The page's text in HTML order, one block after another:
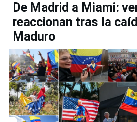
De Madrid a Miami:
reaccionan tras la
Maduro